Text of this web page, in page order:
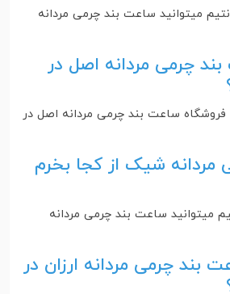
میتوانید ساعت بند چرمی مردانه
چرمی مردانه اصل در
ساعت بند چرمی مردانه اصل در
مردانه شیک از کجا بخرم
میتوانید ساعت بند چرمی مردانه
بند چرمی مردانه ارزان در